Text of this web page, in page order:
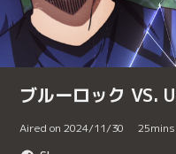
ブルーロック VS.
Aired on 2024/11/30 25mins